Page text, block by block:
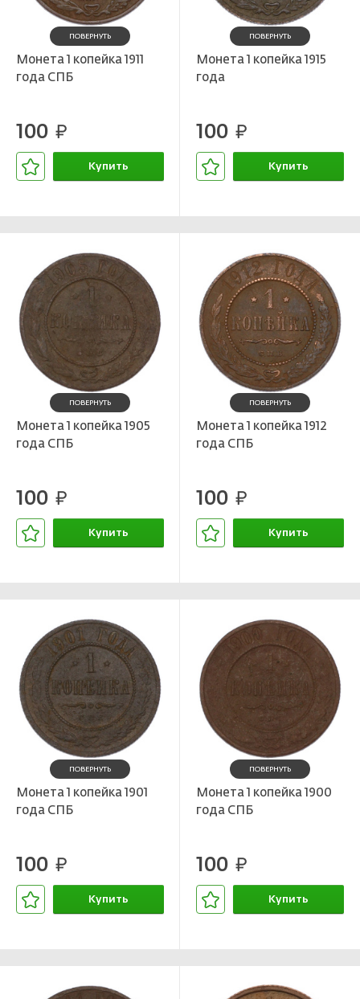
ПОВЕРНУТЬ
Монета 1 копейка 1911
года СПБ
100 руб.
Купить
ПОВЕРНУТЬ
Монета 1 копейка 1915
года
100 руб.
Купить
ПОВЕРНУТЬ
Монета 1 копейка 1905
года СПБ
100 руб.
Купить
ПОВЕРНУТЬ
Монета 1 копейка 1912
года СПБ
100 руб.
Купить
ПОВЕРНУТЬ
Монета 1 копейка 1901
года СПБ
100 руб.
Купить
ПОВЕРНУТЬ
Монета 1 копейка 1900
года СПБ
100 руб.
Купить